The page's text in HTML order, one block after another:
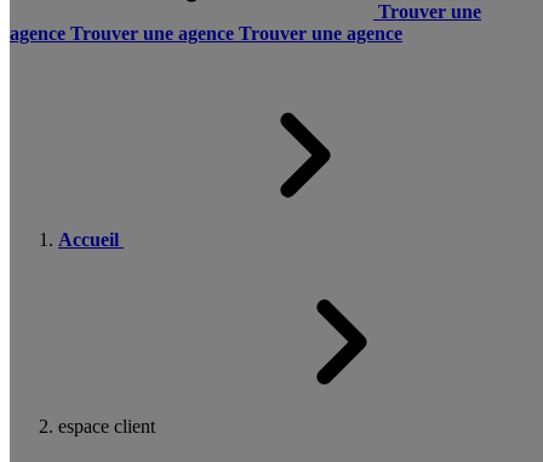
Trouver une
agence Trouver une agence Trouver une agence
Accueil
espace client